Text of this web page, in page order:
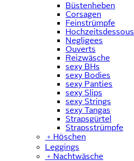
Büstenheben
Corsagen
Feinstrümpfe
Hochzeitsdessous
Negligees
Ouverts
Reizwäsche
sexy BHs
sexy Bodies
sexy Panties
sexy Slips
sexy Strings
sexy Tangas
Strapsgürtel
Strapsstrümpfe
﹢ Höschen
Leggings
﹢ Nachtwäsche